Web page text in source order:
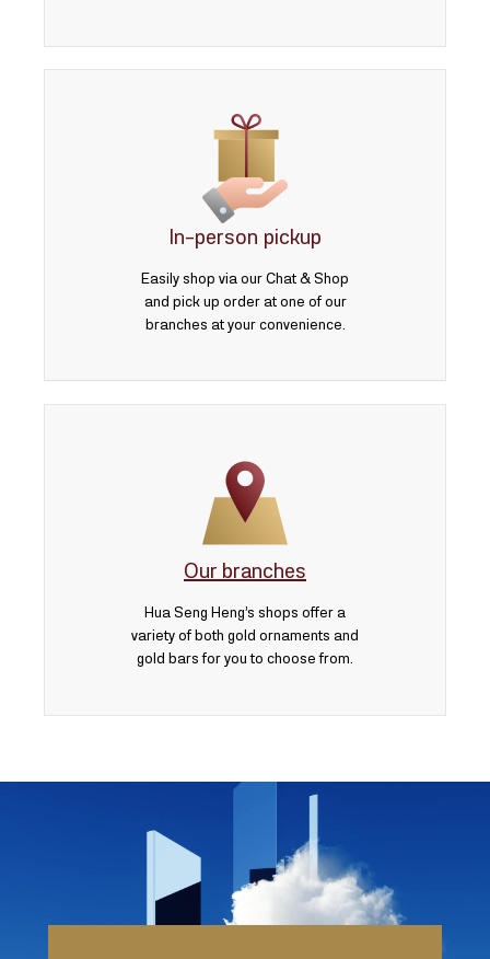
In-person pickup
Easily shop via our Chat & Shop
and pick up order at one of our
branches at your convenience.
Our branches
Hua Seng Heng’s shops offer a
variety of both gold ornaments and
gold bars for you to choose from.